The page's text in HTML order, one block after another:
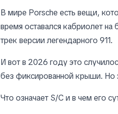
В мире Porsche есть вещи,
время оставался кабриолет
трек версии легендарного 911.
И вот в 2026 году это
без фиксированной крыши.
Что означает S/C и в чем его